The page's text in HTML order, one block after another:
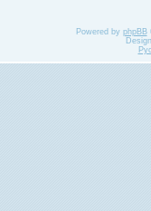
Powered by phpBB